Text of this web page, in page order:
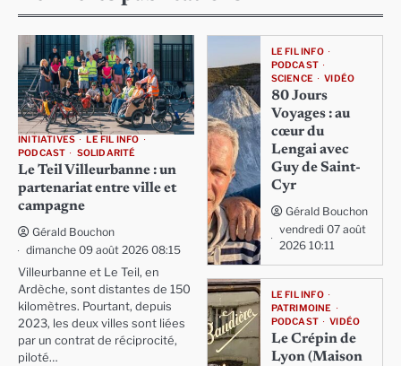
INITIATIVES
LE FIL INFO
PODCAST
SOLIDARITÉ
Le Teil Villeurbanne : un
partenariat entre ville et
campagne
Gérald Bouchon
dimanche 09 août 2026 08:15
Villeurbanne et Le Teil, en
Ardèche, sont distantes de 150
kilomètres. Pourtant, depuis
2023, les deux villes sont liées
par un contrat de réciprocité,
piloté…
LE FIL INFO
PODCAST
SCIENCE
VIDÉO
80 Jours
Voyages : au
cœur du
Lengai avec
Guy de Saint-
Cyr
Gérald Bouchon
vendredi 07 août
2026 10:11
LE FIL INFO
PATRIMOINE
PODCAST
VIDÉO
Le Crépin de
Lyon (Maison